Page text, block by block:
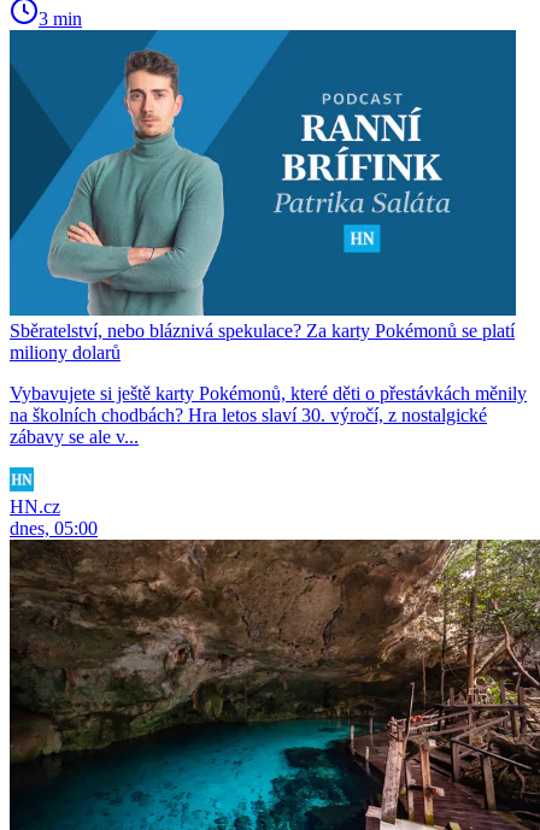
3 min
Sběratelství, nebo bláznivá spekulace? Za karty Pokémonů se platí
miliony dolarů
Vybavujete si ještě karty Pokémonů, které děti o přestávkách měnily
na školních chodbách? Hra letos slaví 30. výročí, z nostalgické
zábavy se ale v...
HN.cz
dnes, 05:00